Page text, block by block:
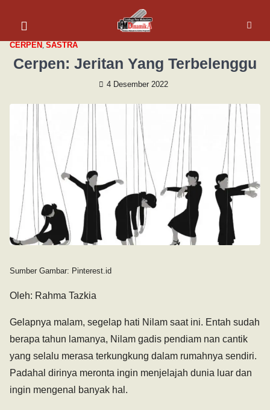
CERPEN, SASTRA
Cerpen: Jeritan Yang Terbelenggu
4 Desember 2022
Sumber Gambar: Pinterest.id
Oleh: Rahma Tazkia
Gelapnya malam, segelap hati Nilam saat ini. Entah sudah
berapa tahun lamanya, Nilam gadis pendiam nan cantik
yang selalu merasa terkungkung dalam rumahnya sendiri.
Padahal dirinya meronta ingin menjelajah dunia luar dan
ingin mengenal banyak hal.